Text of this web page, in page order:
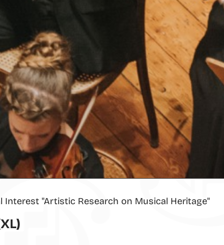
Interest "Artistic Research on Musical Heritage"